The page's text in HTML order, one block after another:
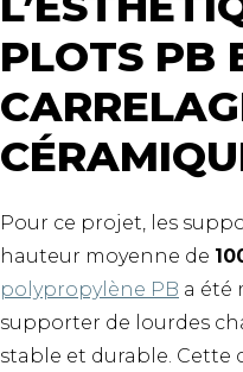
PLOTS PB
Pour ce projet, les
hauteur moyenne de
polypropylène PB a été
supporter de lourdes
stable et durable. Cette